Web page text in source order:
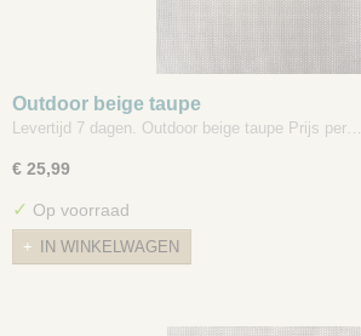
Outdoor beige taupe
Levertijd 7 dagen. Outdoor beige taupe Prijs per…
€ 25,99
✓ Op voorraad
IN WINKELWAGEN